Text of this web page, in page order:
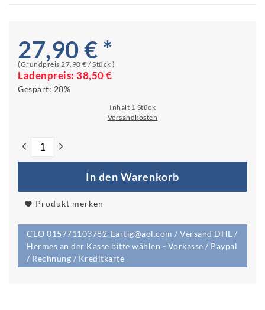
27,90 € *
(Grundpreis 27,90 € / Stück )
Ladenpreis:38,50 €
Gespart: 28%
Inhalt 1 Stück
Versandkosten
In den Warenkorb
Produkt merken
CEO 015771103782-Eartig@aol.com / Versand DHL /
Hermes an der Kasse bitte wählen - Vorkasse / Paypal
/ Rechnung / Kreditkarte